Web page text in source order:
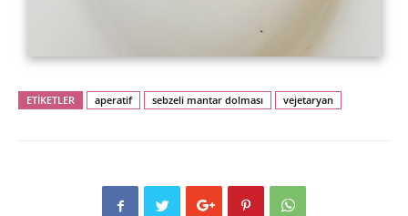
ETİKETLER aperatif sebzeli mantar dolması vejetaryan